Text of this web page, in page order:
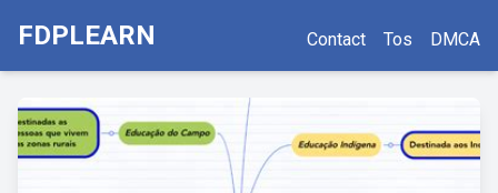
FDPLEARN Contact Tos DMCA